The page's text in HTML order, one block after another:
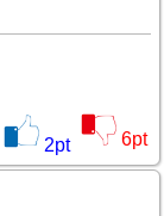
2pt 6pt